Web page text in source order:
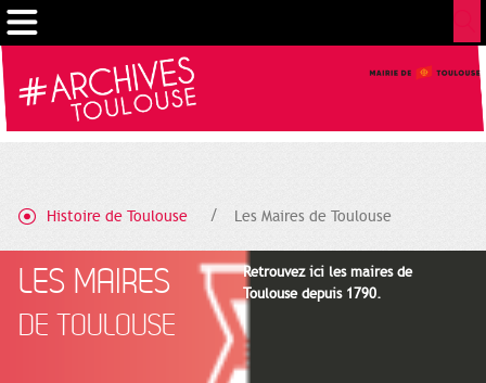
Histoire de Toulouse Les Maires de Toulouse
LES MAIRES
DE TOULOUSE
Retrouvez ici les maires de
Toulouse depuis 1790.
Gestion de vos préférences sur les cookies